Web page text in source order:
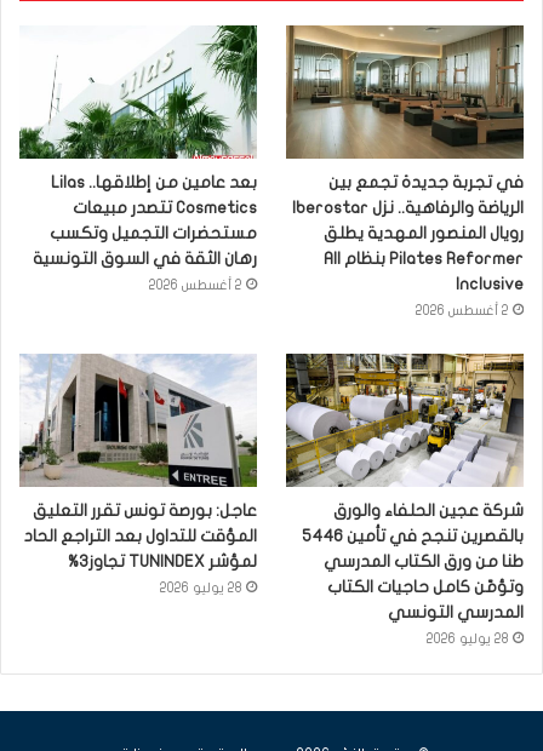
في تجربة جديدة تجمع بين
رويال المنصور المهدية يطلق
Pilates Reformer بنظام All
Inclusive
2 أغسطس 2026
بعد عامين من إطلاقها.. Lilas
Cosmetics تتصدر مبيعات
مستحضرات التجميل وتكسب
رهان الثقة في السوق التونسية
2 أغسطس 2026
شركة عجين الحلفاء والورق
بالقصرين تنجح في تأمين 5446
طنا من ورق الكتاب المدرسي
وتؤمّن كامل حاجيات الكتاب
المدرسي التونسي
28 يوليو 2026
عاجل: بورصة تونس تقرر التعليق
المؤقت للتداول بعد التراجع الحاد
لمؤشر TUNINDEX تجاوز3%
28 يوليو 2026